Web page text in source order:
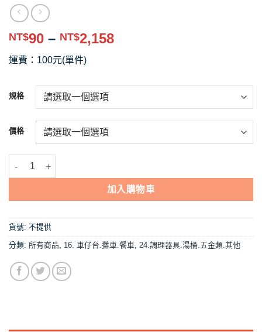
NT$90 – NT$2,158價
到
NT$2,158
運費：100元(單件)
規格
價格
【煮麵桶/魯桶】6吋/8吋/尺1、0格/2格/3格 數量
加入購物車
貨號: 不提供
分類: 所有商品, 16. 車仔台.攤車.餐車, 24.調理器具.湯桶.五金類.其他